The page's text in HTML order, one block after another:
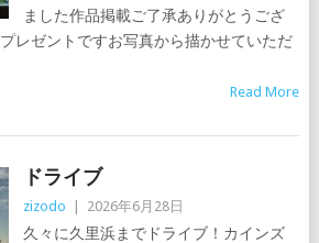
ました作品掲載ご了承ありがとうござ
レゼントですお写真から描かせていただ
Read More
ドライブ
zizodo 2026年6月28日
久々に久里浜までドライブ！カインズ